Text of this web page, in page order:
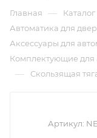
Главная — Каталог
Автоматика для
Аксессуары для
Комплектующие для
— Скользящая
Артикул: